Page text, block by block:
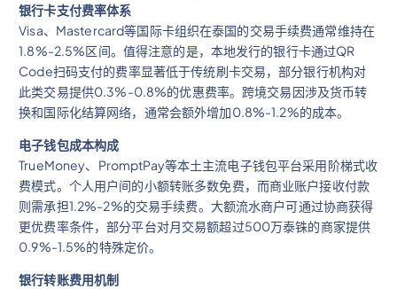
银行卡支付费率体系
Visa、Mastercard等国际卡组织在泰国的交易手续费通常维持在
1.8%-2.5%区间。值得注意的是，本地发行的银行卡通过QR
Code扫码支付的费率显著低于传统刷卡交易，部分银行机构对
此类交易提供0.3%-0.8%的优惠费率。跨境交易因涉及货币转
换和国际化结算网络，通常会额外增加0.8%-1.2%的成本。
电子钱包成本构成
TrueMoney、PromptPay等本土主流电子钱包平台采用阶梯式收
费模式。个人用户间的小额转账多数免费，而商业账户接收付款
则需承担1.2%-2%的交易手续费。大额流水商户可通过协商获得
更优费率条件，部分平台对月交易额超过500万泰铢的商家提供
0.9%-1.5%的特殊定价。
银行转账费用机制